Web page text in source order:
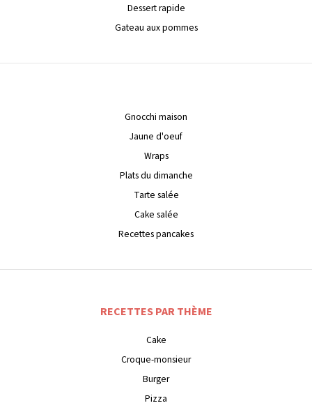
Dessert rapide
Gateau aux pommes
Gnocchi maison
Jaune d'oeuf
Wraps
Plats du dimanche
Tarte salée
Cake salée
Recettes pancakes
RECETTES PAR THÈME
Cake
Croque-monsieur
Burger
Pizza